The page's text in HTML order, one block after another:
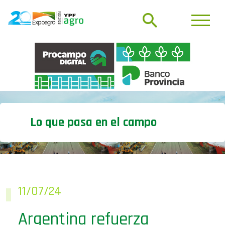
Lo que pasa en el campo
11/07/24
Argentina refuerza